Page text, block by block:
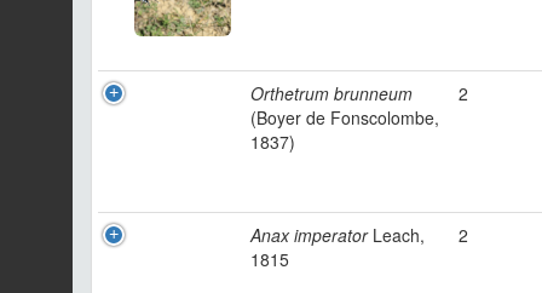
Orthetrum brunneum
(Boyer de Fonscolombe,
1837)
2
Anax imperatorLeach,
1815
2